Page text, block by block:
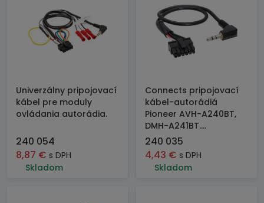
Univerzálny pripojovací
kábel pre moduly
ovládania autorádia.
240 054
8,87 € s DPH
Skladom
Connects pripojovací
kábel-autorádiá
Pioneer AVH-A240BT,
DMH-A241BT....
240 035
4,43 € s DPH
Skladom